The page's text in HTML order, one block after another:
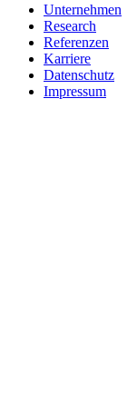
Unternehmen
Research
Referenzen
Karriere
Datenschutz
Impressum